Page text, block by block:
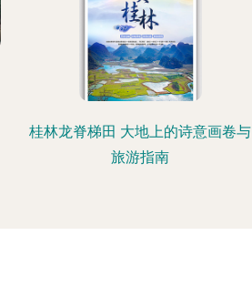
桂林龙脊梯田 大地上的诗意画卷与
旅游指南